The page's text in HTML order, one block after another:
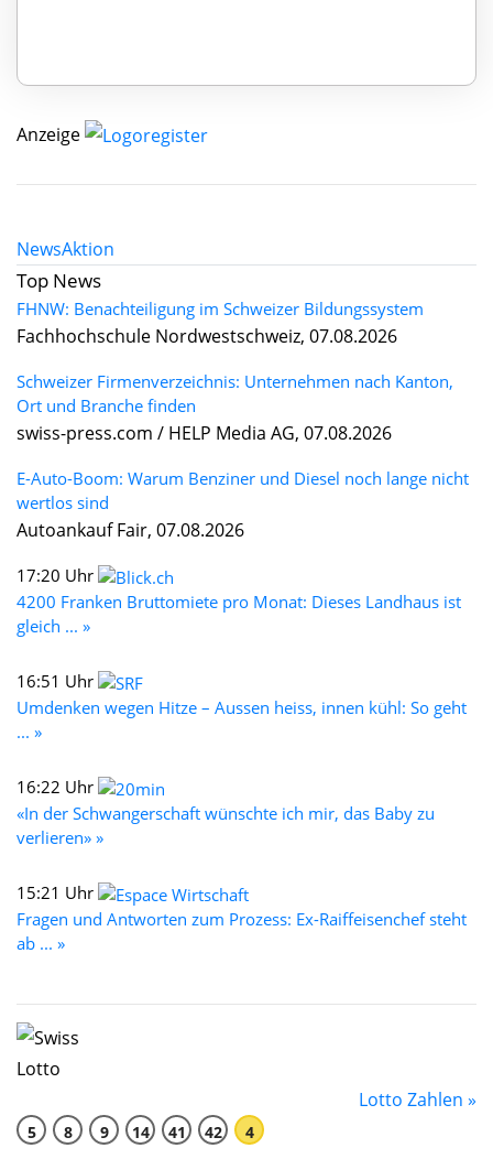
Anzeige
NewsAktion
Top News
FHNW: Benachteiligung im Schweizer Bildungssystem
Fachhochschule Nordwestschweiz, 07.08.2026
Schweizer Firmenverzeichnis: Unternehmen nach Kanton,
Ort und Branche finden
swiss-press.com / HELP Media AG, 07.08.2026
E-Auto-Boom: Warum Benziner und Diesel noch lange nicht
wertlos sind
Autoankauf Fair, 07.08.2026
17:20 Uhr
4200 Franken Bruttomiete pro Monat: Dieses Landhaus ist
gleich ... »
16:51 Uhr
Umdenken wegen Hitze – Aussen heiss, innen kühl: So geht
... »
16:22 Uhr
«In der Schwangerschaft wünschte ich mir, das Baby zu
verlieren» »
15:21 Uhr
Fragen und Antworten zum Prozess: Ex-Raiffeisenchef steht
ab ... »
Lotto Zahlen »
5 8 9 14 41 42 4